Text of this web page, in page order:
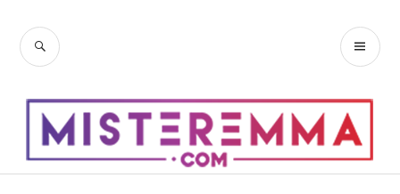
contenu
RECHERCHE